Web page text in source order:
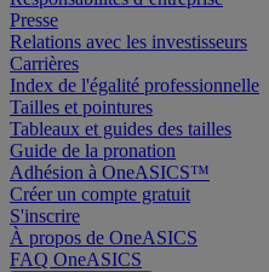
Presse
Relations avec les investisseurs
Carrières
Index de l'égalité professionnelle
Tailles et pointures
Tableaux et guides des tailles
Guide de la pronation
Adhésion à OneASICS™
Créer un compte gratuit
S'inscrire
À propos de OneASICS
FAQ OneASICS